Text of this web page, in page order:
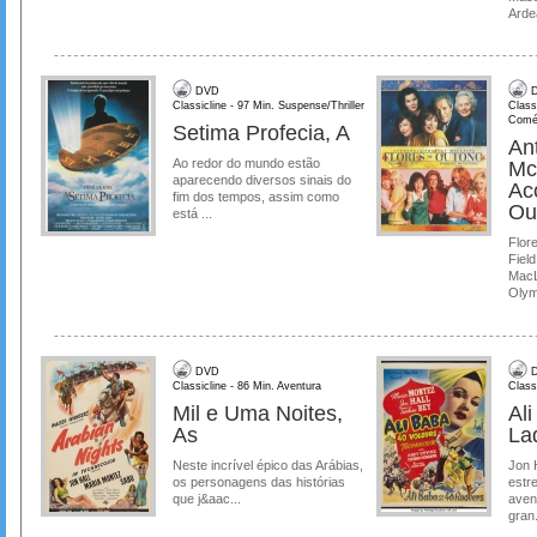
DVD
Classicline - 97 Min. Suspense/Thriller
Setima Profecia, A
Ao redor do mundo estão
aparecendo diversos sinais do
fim dos tempos, assim como
está ...
DVD
Classicline - 86 Min. Aventura
Mil e Uma Noites,
As
Neste incrível épico das Arábias,
os personagens das histórias
que j&aac...
Ali
Jon